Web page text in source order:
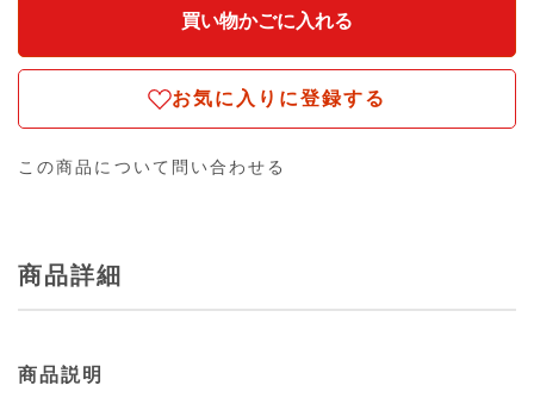
お気に入りに登録する
この商品について問い合わせる
商品詳細
商品説明